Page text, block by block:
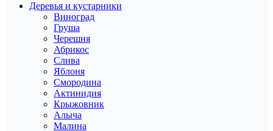
Деревья и кустарники
Виноград
Груша
Черешня
Абрикос
Слива
Яблоня
Смородина
Актинидия
Крыжовник
Алыча
Малина